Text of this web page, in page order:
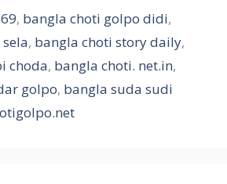
, bangla choti golpo didi,
, bangla choti story daily,
choda, bangla choti. net.in,
golpo, bangla suda sudi